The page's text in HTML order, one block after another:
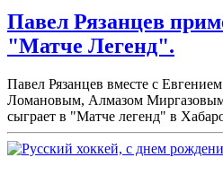
Павел Рязанцев
"Матче Легенд".
Павел Рязанцев вместе с
Ломановым, Алмазом
сыграет в "Матче легенд" в